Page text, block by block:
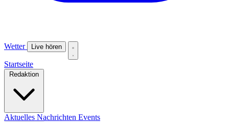
Wetter Live hören
Startseite
Redaktion
Aktuelles Nachrichten Events